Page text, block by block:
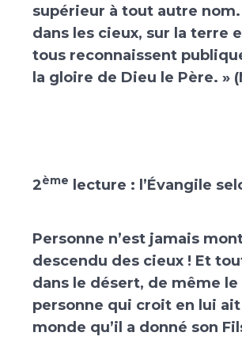
supérieur à tout autre nom.
dans les cieux, sur la terre
tous reconnaissent
la gloire de Dieu le Père. »
2ème lecture : l’Évangile
Personne n’est jamais
descendu des cieux ! Et
dans le désert, de même
personne qui croit en lui
monde qu’il a donné son